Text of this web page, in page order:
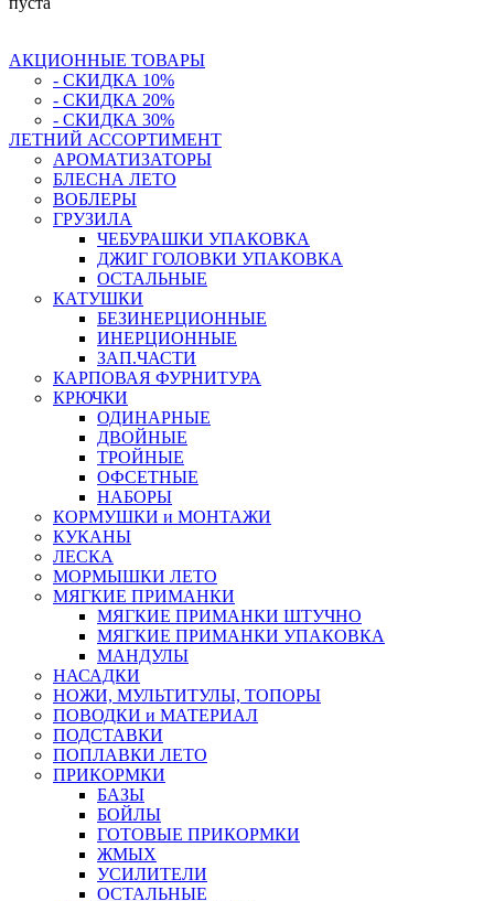
АКЦИОННЫЕ ТОВАРЫ
- СКИДКА 10%
- СКИДКА 20%
- СКИДКА 30%
ЛЕТНИЙ АССОРТИМЕНТ
АРОМАТИЗАТОРЫ
БЛЕСНА ЛЕТО
ВОБЛЕРЫ
ГРУЗИЛА
ЧЕБУРАШКИ УПАКОВКА
ДЖИГ ГОЛОВКИ УПАКОВКА
ОСТАЛЬНЫЕ
КАТУШКИ
БЕЗИНЕРЦИОННЫЕ
ИНЕРЦИОННЫЕ
ЗАП.ЧАСТИ
КАРПОВАЯ ФУРНИТУРА
КРЮЧКИ
ОДИНАРНЫЕ
ДВОЙНЫЕ
ТРОЙНЫЕ
ОФСЕТНЫЕ
НАБОРЫ
КОРМУШКИ и МОНТАЖИ
КУКАНЫ
ЛЕСКА
МОРМЫШКИ ЛЕТО
МЯГКИЕ ПРИМАНКИ
МЯГКИЕ ПРИМАНКИ ШТУЧНО
МЯГКИЕ ПРИМАНКИ УПАКОВКА
МАНДУЛЫ
НАСАДКИ
НОЖИ, МУЛЬТИТУЛЫ, ТОПОРЫ
ПОВОДКИ и МАТЕРИАЛ
ПОДСТАВКИ
ПОПЛАВКИ ЛЕТО
ПРИКОРМКИ
БАЗЫ
БОЙЛЫ
ГОТОВЫЕ ПРИКОРМКИ
ЖМЫХ
УСИЛИТЕЛИ
ОСТАЛЬНЫЕ